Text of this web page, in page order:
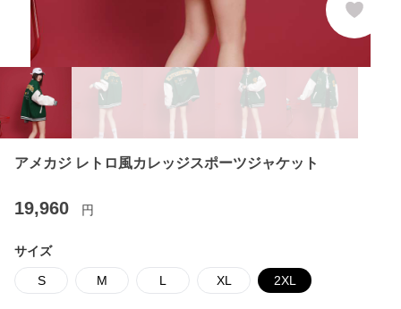
アメカジ レトロ風カレッジスポーツジャケット
19,960 円
サイズ
S M L XL 2XL